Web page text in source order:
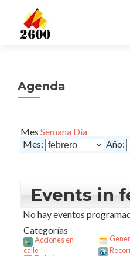
Agenda
Mes Semana Día
Mes:
Año:
Events in
No hay eventos
Categorías
Acciones en
calle